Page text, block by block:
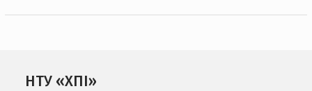
НТУ «ХПІ»